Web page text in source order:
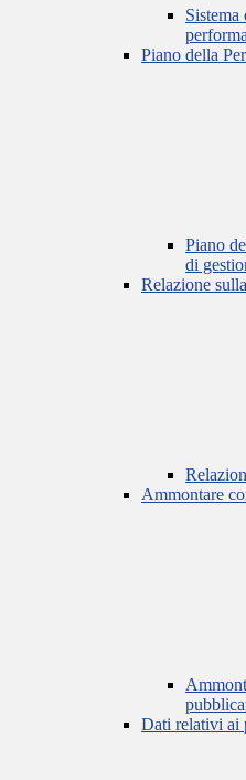
Piano della
Piano
di
Relazione
Ammontare
Dati relativi ai